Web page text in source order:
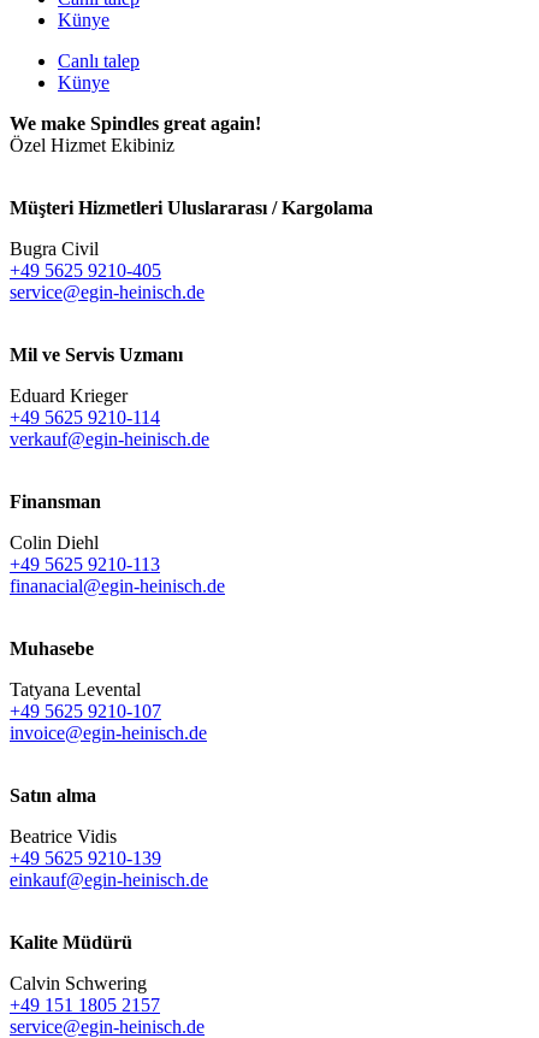
Künye
Canlı talep
Künye
We make Spindles great again!
Özel Hizmet Ekibiniz
Müşteri Hizmetleri Uluslararası / Kargolama
Bugra Civil
+49 5625 9210-405
service@egin-heinisch.de
Mil ve Servis Uzmanı
Eduard Krieger
+49 5625 9210-114
verkauf@egin-heinisch.de
Finansman
Colin Diehl
+49 5625 9210-113
finanacial@egin-heinisch.de
Muhasebe
Tatyana Levental
+49 5625 9210-107
invoice@egin-heinisch.de
Satın alma
Beatrice Vidis
+49 5625 9210-139
einkauf@egin-heinisch.de
Kalite Müdürü
Calvin Schwering
+49 151 1805 2157
service@egin-heinisch.de